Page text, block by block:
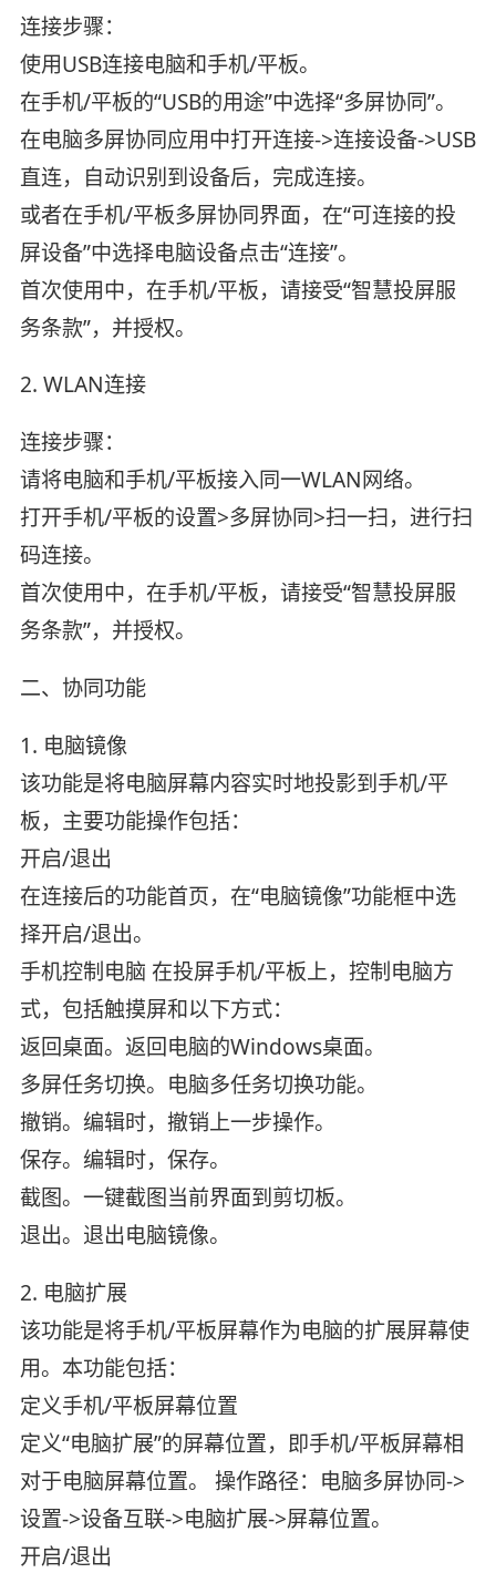
连接步骤：
使用USB连接电脑和手机/平板。
在手机/平板的“USB的用途”中选择“多屏协同”。
在电脑多屏协同应用中打开连接->连接设备->USB
直连，自动识别到设备后，完成连接。
或者在手机/平板多屏协同界面，在“可连接的投
屏设备”中选择电脑设备点击“连接”。
首次使用中，在手机/平板，请接受“智慧投屏服
务条款”，并授权。
2. WLAN连接
连接步骤：
请将电脑和手机/平板接入同一WLAN网络。
打开手机/平板的设置>多屏协同>扫一扫，进行扫
码连接。
首次使用中，在手机/平板，请接受“智慧投屏服
务条款”，并授权。
二、协同功能
1. 电脑镜像
该功能是将电脑屏幕内容实时地投影到手机/平
板，主要功能操作包括：
开启/退出
在连接后的功能首页，在“电脑镜像”功能框中选
择开启/退出。
手机控制电脑 在投屏手机/平板上，控制电脑方
式，包括触摸屏和以下方式：
返回桌面。返回电脑的Windows桌面。
多屏任务切换。电脑多任务切换功能。
撤销。编辑时，撤销上一步操作。
保存。编辑时，保存。
截图。一键截图当前界面到剪切板。
退出。退出电脑镜像。
2. 电脑扩展
该功能是将手机/平板屏幕作为电脑的扩展屏幕使
用。本功能包括：
定义手机/平板屏幕位置
定义“电脑扩展”的屏幕位置，即手机/平板屏幕相
对于电脑屏幕位置。 操作路径：电脑多屏协同->
设置->设备互联->电脑扩展->屏幕位置。
开启/退出